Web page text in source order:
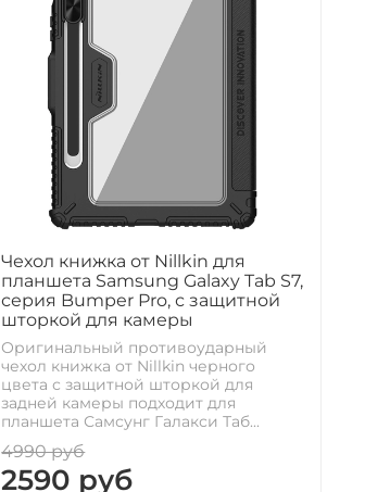
Чехол книжка от Nillkin для
планшета Samsung Galaxy Tab S7,
серия Bumper Pro, с защитной
шторкой для камеры
Оригинальный противоударный
чехол книжка от Nillkin черного
цвета с защитной шторкой для
задней камеры подходит для
планшета Самсунг Галакси Таб...
4990 руб
2590 руб